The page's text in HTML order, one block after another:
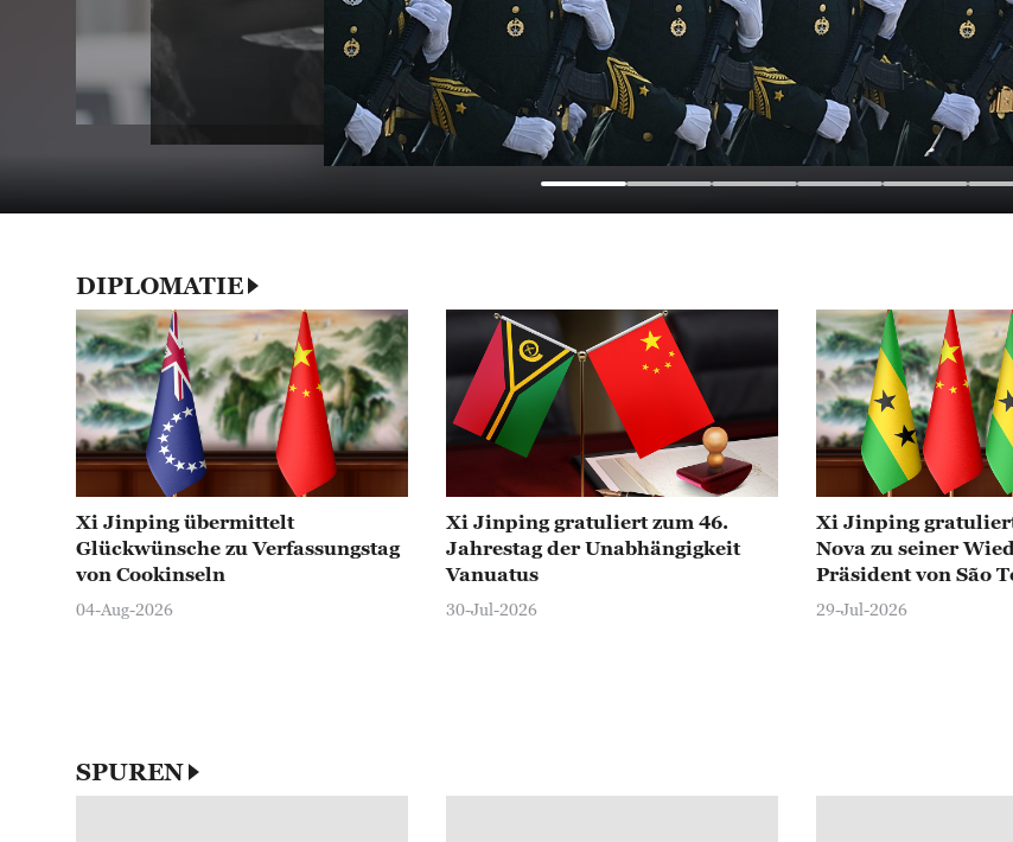
Xi Jinping gratuliert Carlos Vila Nova zu seiner Wiederwahl als Präsident
DIPLOMATIE
Xi Jinping übermittelt
Glückwünsche zu Verfassungstag
von Cookinseln
04-Aug-2026
Xi Jinping gratuliert zum 46.
Jahrestag der Unabhängigkeit
Vanuatus
30-Jul-2026
Xi Jinping
Nova zu seiner
Präsident von São
Príncipe
29-Jul-2026
SPUREN